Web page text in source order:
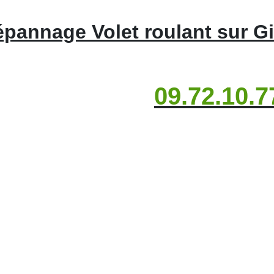
Volet roulant sur